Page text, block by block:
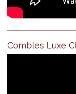
Combles Luxe